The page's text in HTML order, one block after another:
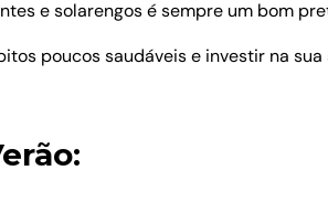
e solarengos é sempre um bom
poucos saudáveis e investir na